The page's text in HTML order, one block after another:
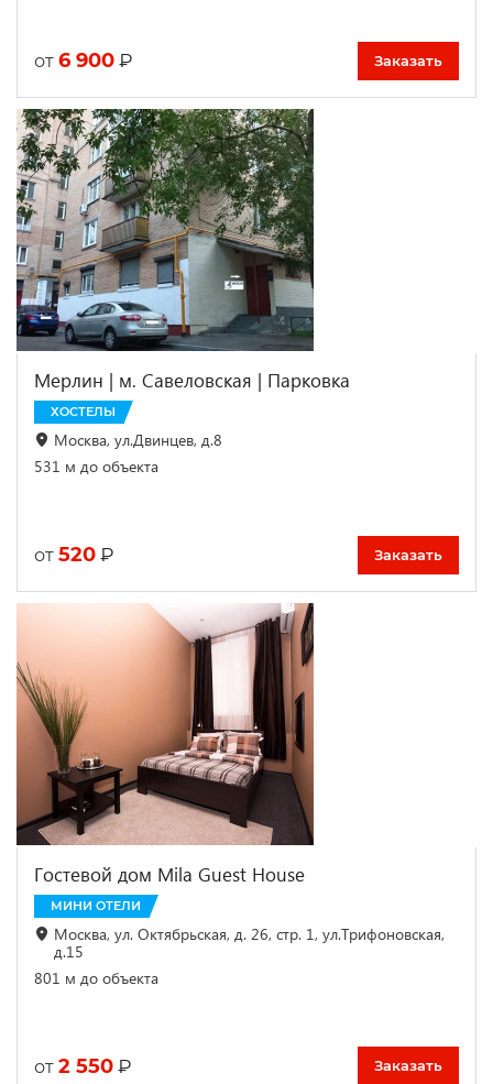
от 6 900 ₽ Заказать
Мерлин | м. Савеловская | Парковка
ХОСТЕЛЫ
Москва, ул.Двинцев, д.8
531 м до объекта
от 520 ₽ Заказать
Гостевой дом Mila Guest House
МИНИ ОТЕЛИ
Москва, ул. Октябрьская, д. 26, стр. 1, ул.Трифоновская,
д.15
801 м до объекта
от 2 550 ₽ Заказать